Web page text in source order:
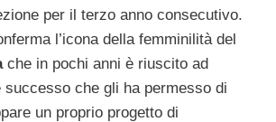
per il terzo anno consecutivo.
l’icona della femminilità del
che in pochi anni è riuscito ad
successo che gli ha permesso di
un proprio progetto di